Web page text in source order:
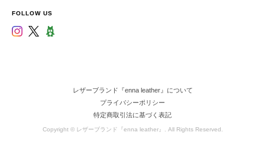
FOLLOW US
レザーブランド『enna leather』について
プライバシーポリシー
特定商取引法に基づく表記
Copyright © レザーブランド『enna leather』. All Rights Reserved.